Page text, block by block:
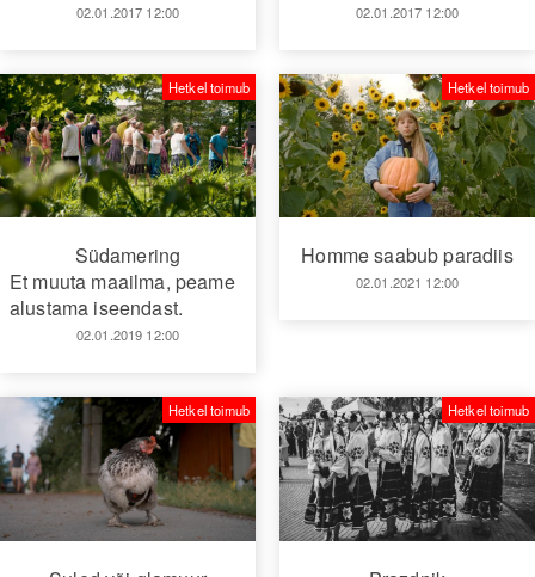
02.01.2017 12:00 02.01.2017 12:00
Südamering
Et muuta maailma, peame
alustama iseendast.
02.01.2019 12:00
Hetkel toimub
Homme saabub paradiis
02.01.2021 12:00
Hetkel toimub
Hetkel toimub Hetkel toimub